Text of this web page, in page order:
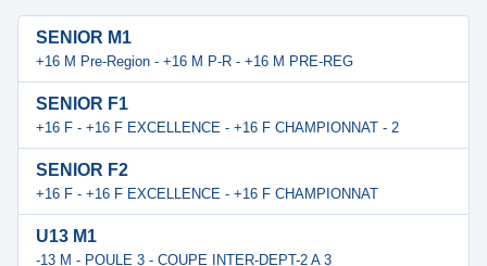
SENIOR M1
+16 M Pre-Region - +16 M P-R - +16 M PRE-REG
SENIOR F1
+16 F - +16 F EXCELLENCE - +16 F CHAMPIONNAT - 2
SENIOR F2
+16 F - +16 F EXCELLENCE - +16 F CHAMPIONNAT
U13 M1
-13 M - POULE 3 - COUPE INTER-DEPT-2 A 3